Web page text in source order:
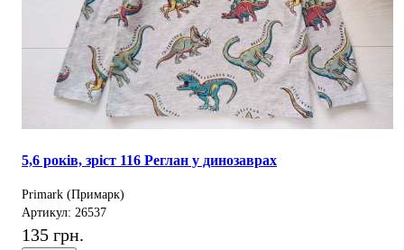
5,6 років, зріст 116 Реглан у динозаврах
Primark (Примарк)
Артикул: 26537
135 грн.